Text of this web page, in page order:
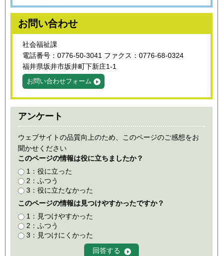
お問い合わせ
社会福祉課
電話番号：0776-50-3041 ファクス：0776-68-0324
福井県坂井市坂井町下新庄1-1
お問い合わせフォーム
アンケート
ウェブサイトの品質向上のため、このページのご感想をお
聞かせください
このページの情報は役に立ちましたか？
1：役に立った
2：ふつう
3：役に立たなかった
このページの情報は見つけやすかったですか？
1：見つけやすかった
2：ふつう
3：見つけにくかった